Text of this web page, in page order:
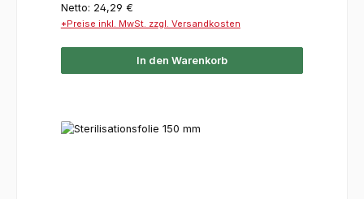
Netto: 24,29 €
*Preise inkl. MwSt. zzgl. Versandkosten
In den Warenkorb